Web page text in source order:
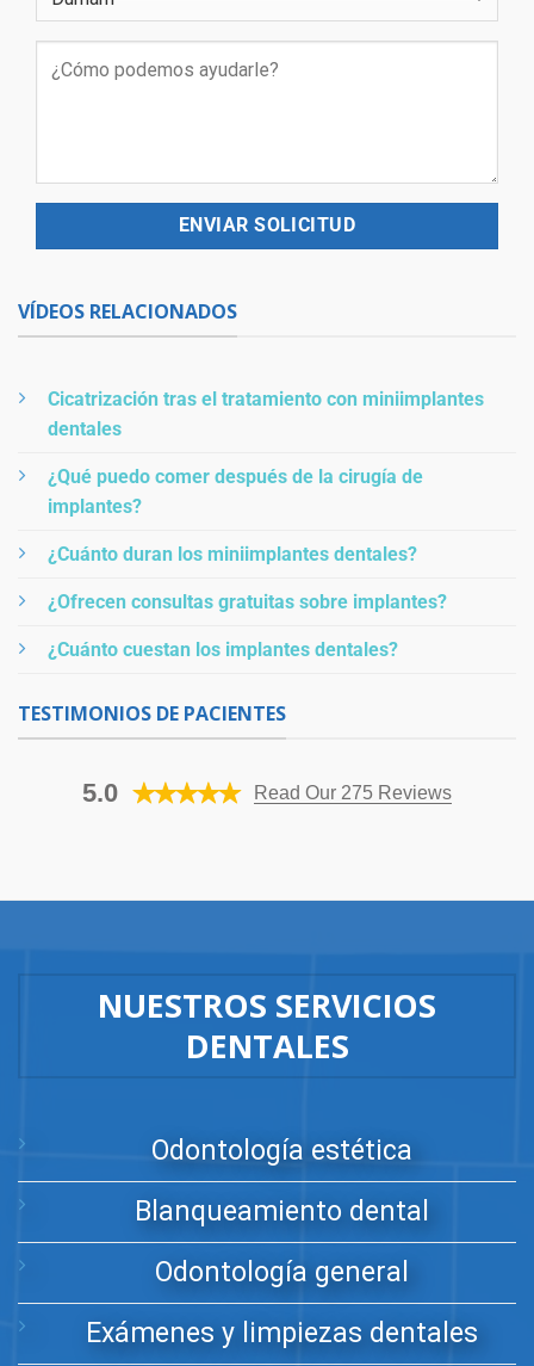
VÍDEOS RELACIONADOS
Cicatrización tras el tratamiento con miniimplantes
dentales
¿Qué puedo comer después de la cirugía de
implantes?
¿Cuánto duran los miniimplantes dentales?
¿Ofrecen consultas gratuitas sobre implantes?
¿Cuánto cuestan los implantes dentales?
TESTIMONIOS DE PACIENTES
5.0 Read Our 275 Reviews
NUESTROS SERVICIOS
DENTALES
Odontología estética
Blanqueamiento dental
Odontología general
Exámenes y limpiezas dentales